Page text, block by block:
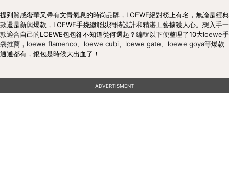
提到質感奢華又帶有文青氣息的時尚品牌，LOEWE絕對榜上有名，無論是經典
款還是新興爆款，LOEWE手袋總能以獨特設計和精湛工藝擄獲人心。想入手一
款適合自己的LOEWE包包卻不知道從何選起？編輯以下便整理了10大loewe手
袋推薦，loewe flamenco、loewe cubi、loewe gate、loewe goya等爆款
通通都有，銀包是時候大出血了！
ADVERTISMENT